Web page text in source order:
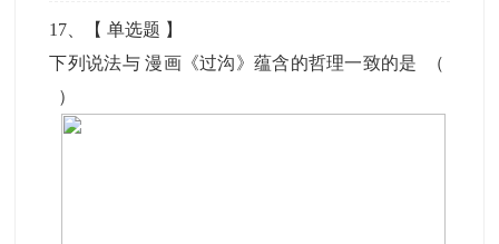
17 、【单选题 】
下列说法与 漫画《过沟》蕴含的哲理一致的是 （
）